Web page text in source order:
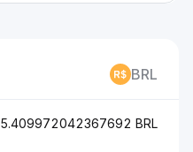
BRL
5.409972042367692 BRL